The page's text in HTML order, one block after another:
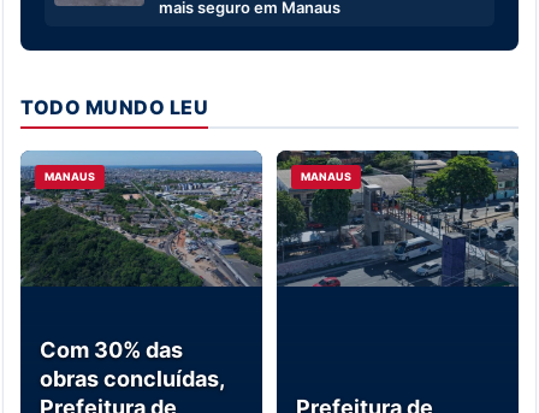
mais seguro em Manaus
TODO MUNDO LEU
MANAUS
Com 30% das
obras concluídas,
Prefeitura de
MANAUS
Prefeitura de